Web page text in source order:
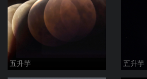
五升芋 五升芋